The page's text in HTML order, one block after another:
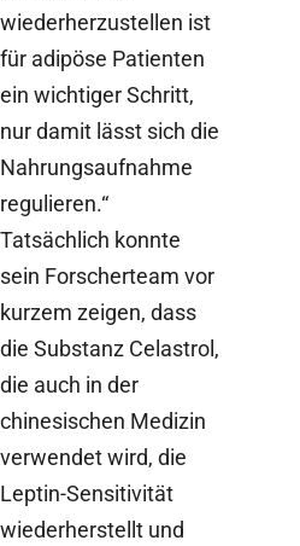
wiederherzustellen ist
für adipöse Patienten
ein wichtiger Schritt,
nur damit lässt sich die
Nahrungsaufnahme
regulieren.“
Tatsächlich konnte
sein Forscherteam vor
kurzem zeigen, dass
die Substanz Celastrol,
die auch in der
chinesischen Medizin
verwendet wird, die
Leptin-Sensitivität
wiederherstellt und